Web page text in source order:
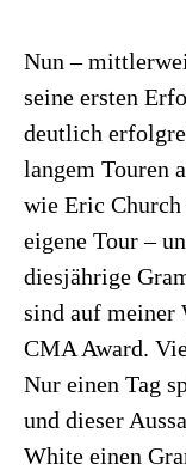
Nun –
seine ersten
deutlich
langem Touren
wie Eric Church
eigene Tour –
diesjährige
sind auf meiner
CMA Award.
Nur einen Tag
und dieser
White einen